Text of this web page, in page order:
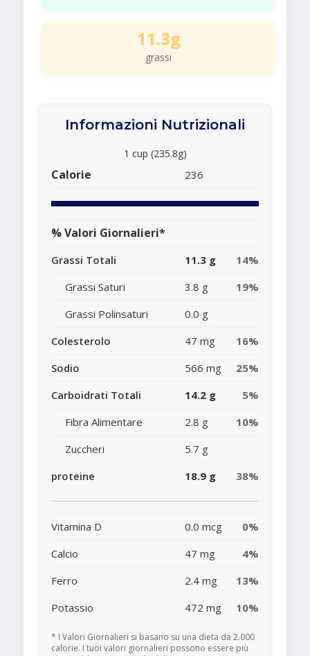
11.3g
grassi
Informazioni Nutrizionali
1 cup (235.8g)
Calorie 236
% Valori Giornalieri*
Grassi Totali 11.3 g
14%
Grassi Saturi
3.8 g
19%
Grassi Polinsaturi
0.0 g
Colesterolo
47 mg
16%
Sodio
566 mg
25%
Carboidrati Totali
14.2 g
5%
Fibra Alimentare
2.8 g
10%
Zuccheri
5.7 g
proteine
18.9 g 38%
Vitamina D 0.0 mcg
0%
Calcio
47 mg
4%
Ferro
2.4 mg
13%
Potassio
472 mg 10%
* I Valori Giornalieri si basano su una dieta da 2.000
calorie. I tuoi valori giornalieri possono essere più